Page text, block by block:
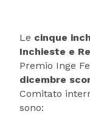
Le cinque
Inchieste e
Premio Inge
dicembre
Comitato
sono: